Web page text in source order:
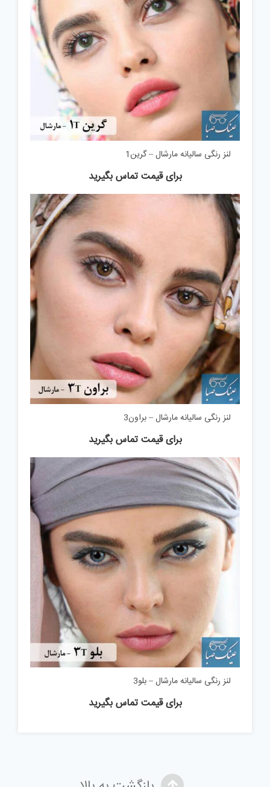
لنز رنگی سالیانه مارشال – گرین1
برای قیمت تماس بگیرید
لنز رنگی سالیانه مارشال – براون3
برای قیمت تماس بگیرید
لنز رنگی سالیانه مارشال – بلو3
برای قیمت تماس بگیرید